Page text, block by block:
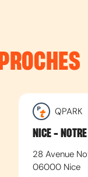
QPARK
NICE -
28 Avenue
06000 Nice